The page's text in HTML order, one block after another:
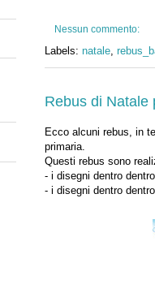
Nessun commento:
Labels: natale
Rebus di Natale
Ecco alcuni rebus, in
primaria.
Questi rebus sono
- i disegni dentro
- i disegni dentro